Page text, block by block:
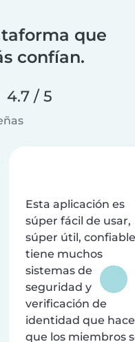
que
confían.
4.7 / 5
Esta aplicación es
súper fácil de usar,
súper útil,
tiene muchos
sistemas de
seguridad y
verificación de
identidad que
que los miembros